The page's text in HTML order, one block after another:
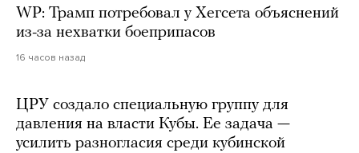
WP: Трамп потребовал у Хегсета объяснений
из-за нехватки боеприпасов
16 часов назад
ЦРУ создало специальную группу для
давления на власти Кубы. Ее задача —
усилить разногласия среди кубинской